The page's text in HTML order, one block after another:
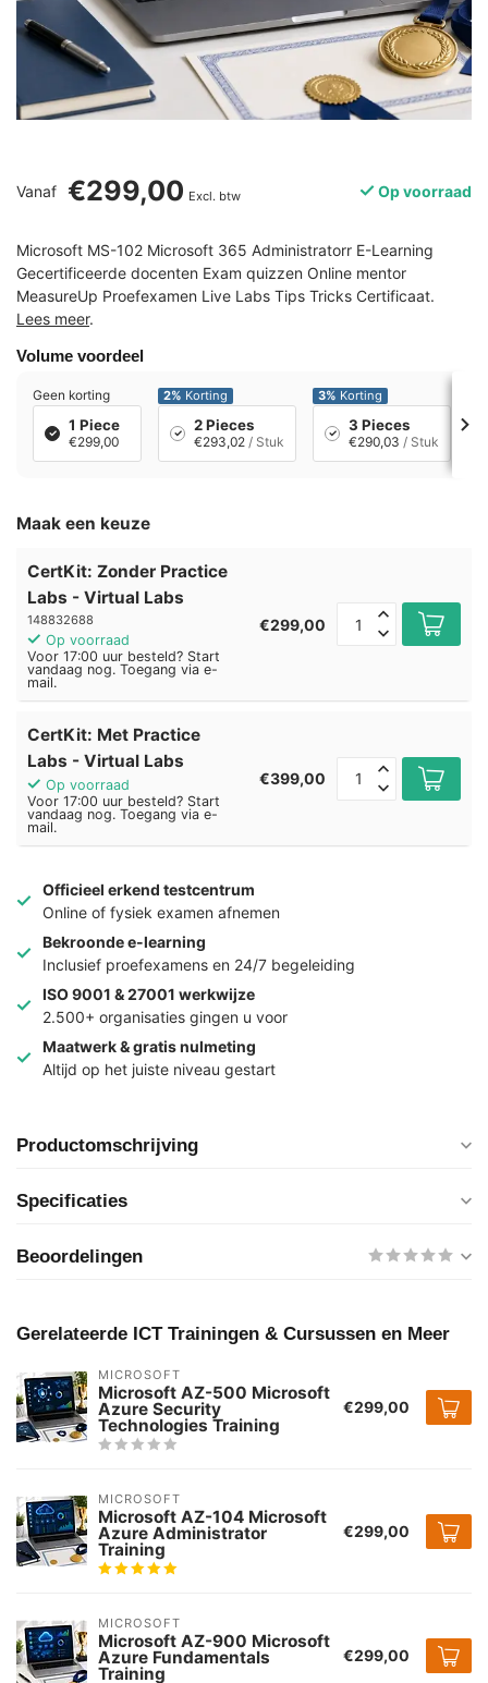
Vanaf €299,00 Excl. btw Op voorraad
Microsoft MS-102 Microsoft 365 Administratorr E-Learning
Gecertificeerde docenten Exam quizzen Online mentor
MeasureUp Proefexamen Live Labs Tips Tricks Certificaat.
Lees meer.
Volume voordeel
Geen korting
1 Piece
€299,00
2% Korting
2 Pieces
€293,02 / Stuk
3% Korting
3 Pieces
€290,03 / Stuk
Maak een keuze
CertKit: Zonder Practice
Labs - Virtual Labs
148832688
Op voorraad
Voor 17:00 uur besteld? Start
vandaag nog. Toegang via e-
mail.
€299,00
CertKit: Met Practice
Labs - Virtual Labs
Op voorraad
Voor 17:00 uur besteld? Start
vandaag nog. Toegang via e-
mail.
€399,00
Officieel erkend testcentrum
Online of fysiek examen afnemen
Bekroonde e-learning
Inclusief proefexamens en 24/7 begeleiding
ISO 9001 & 27001 werkwijze
2.500+ organisaties gingen u voor
Maatwerk & gratis nulmeting
Altijd op het juiste niveau gestart
Productomschrijving
Specificaties
Beoordelingen
Gerelateerde ICT Trainingen & Cursussen en Meer
MICROSOFT
Microsoft AZ-500 Microsoft
Azure Security
Technologies Training
€299,00
MICROSOFT
Microsoft AZ-104 Microsoft
Azure Administrator
Training
€299,00
MICROSOFT
Microsoft AZ-900 Microsoft
Azure Fundamentals
Training
€299,00